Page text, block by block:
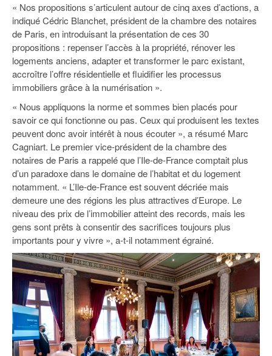
Transport
Marchés publics
91
92
93
94
95
Agenda
Ecouter les épisodes
Lire les résumés
« Nos propositions s’articulent autour de cinq axes d’actions, a
indiqué Cédric Blanchet, président de la chambre des notaires
de Paris, en introduisant la présentation de ces 30
propositions : repenser l’accès à la propriété, rénover les
logements anciens, adapter et transformer le parc existant,
accroître l’offre résidentielle et fluidifier les processus
immobiliers grâce à la numérisation ».
« Nous appliquons la norme et sommes bien placés pour
savoir ce qui fonctionne ou pas. Ceux qui produisent les textes
peuvent donc avoir intérêt à nous écouter », a résumé Marc
Cagniart. Le premier vice-président de la chambre des
notaires de Paris a rappelé que l’Ile-de-France comptait plus
d’un paradoxe dans le domaine de l’habitat et du logement
notamment. « L’Ile-de-France est souvent décriée mais
demeure une des régions les plus attractives d’Europe. Le
niveau des prix de l’immobilier atteint des records, mais les
gens sont prêts à consentir des sacrifices toujours plus
importants pour y vivre », a-t-il notamment égrainé.